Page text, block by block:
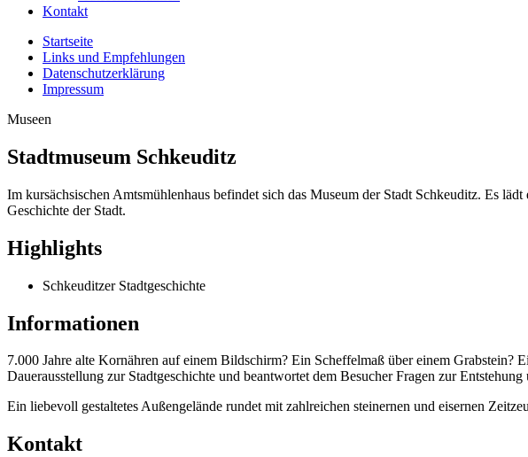
Kontakt
Startseite
Links und Empfehlungen
Datenschutzerklärung
Impressum
Museen
Stadtmuseum Schkeuditz
Im kursächsischen Amtsmühlenhaus befindet sich das Museum der Stadt Schkeuditz. Es
Geschichte der Stadt.
Highlights
Schkeuditzer Stadtgeschichte
Informationen
7.000 Jahre alte Kornähren auf einem Bildschirm? Ein Scheffelmaß über einem Grabstein?
Dauerausstellung zur Stadtgeschichte und beantwortet dem Besucher Fragen zur
Ein liebevoll gestaltetes Außengelände rundet mit zahlreichen steinernen und eisernen
Kontakt